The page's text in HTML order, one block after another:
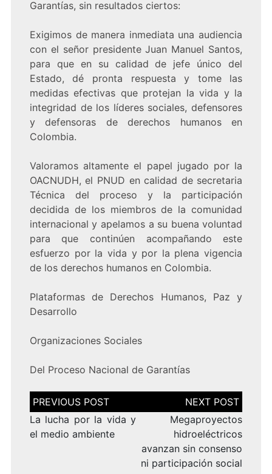
Garantías, sin resultados ciertos:
Exigimos de manera inmediata una audiencia
con el señor presidente Juan Manuel Santos,
para que en su calidad de jefe único del
Estado, dé pronta respuesta y tome las
medidas efectivas que protejan la vida y la
integridad de los líderes sociales, defensores
y defensoras de derechos humanos en
Colombia.
Valoramos altamente el papel jugado por la
OACNUDH, el PNUD en calidad de secretaria
Técnica del proceso y la participación
decidida de los miembros de la comunidad
internacional y apelamos a su buena voluntad
para que continúen acompañando este
esfuerzo por la vida y por la plena vigencia
de los derechos humanos en Colombia.
Plataformas de Derechos Humanos, Paz y
Desarrollo
Organizaciones Sociales
Del Proceso Nacional de Garantías
Navegación
de
entradas
La lucha por la vida y
el medio ambiente
Megaproyectos
hidroeléctricos
avanzan sin consenso
ni participación social